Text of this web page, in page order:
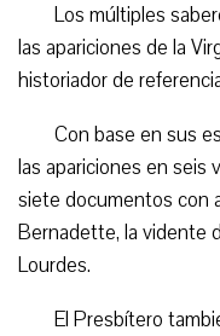
Los múltiples
las apariciones de la
historiador de
Con base en sus
las apariciones en seis
siete documentos con
Bernadette, la vidente
Lourdes.
El Presbítero